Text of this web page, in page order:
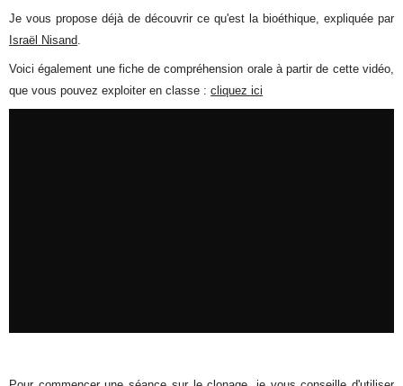
Je vous propose déjà de découvrir ce qu'est la bioéthique, expliquée par
Israël Nisand.
Voici également une fiche de compréhension orale à partir de cette vidéo,
que vous pouvez exploiter en classe :cliquez ici